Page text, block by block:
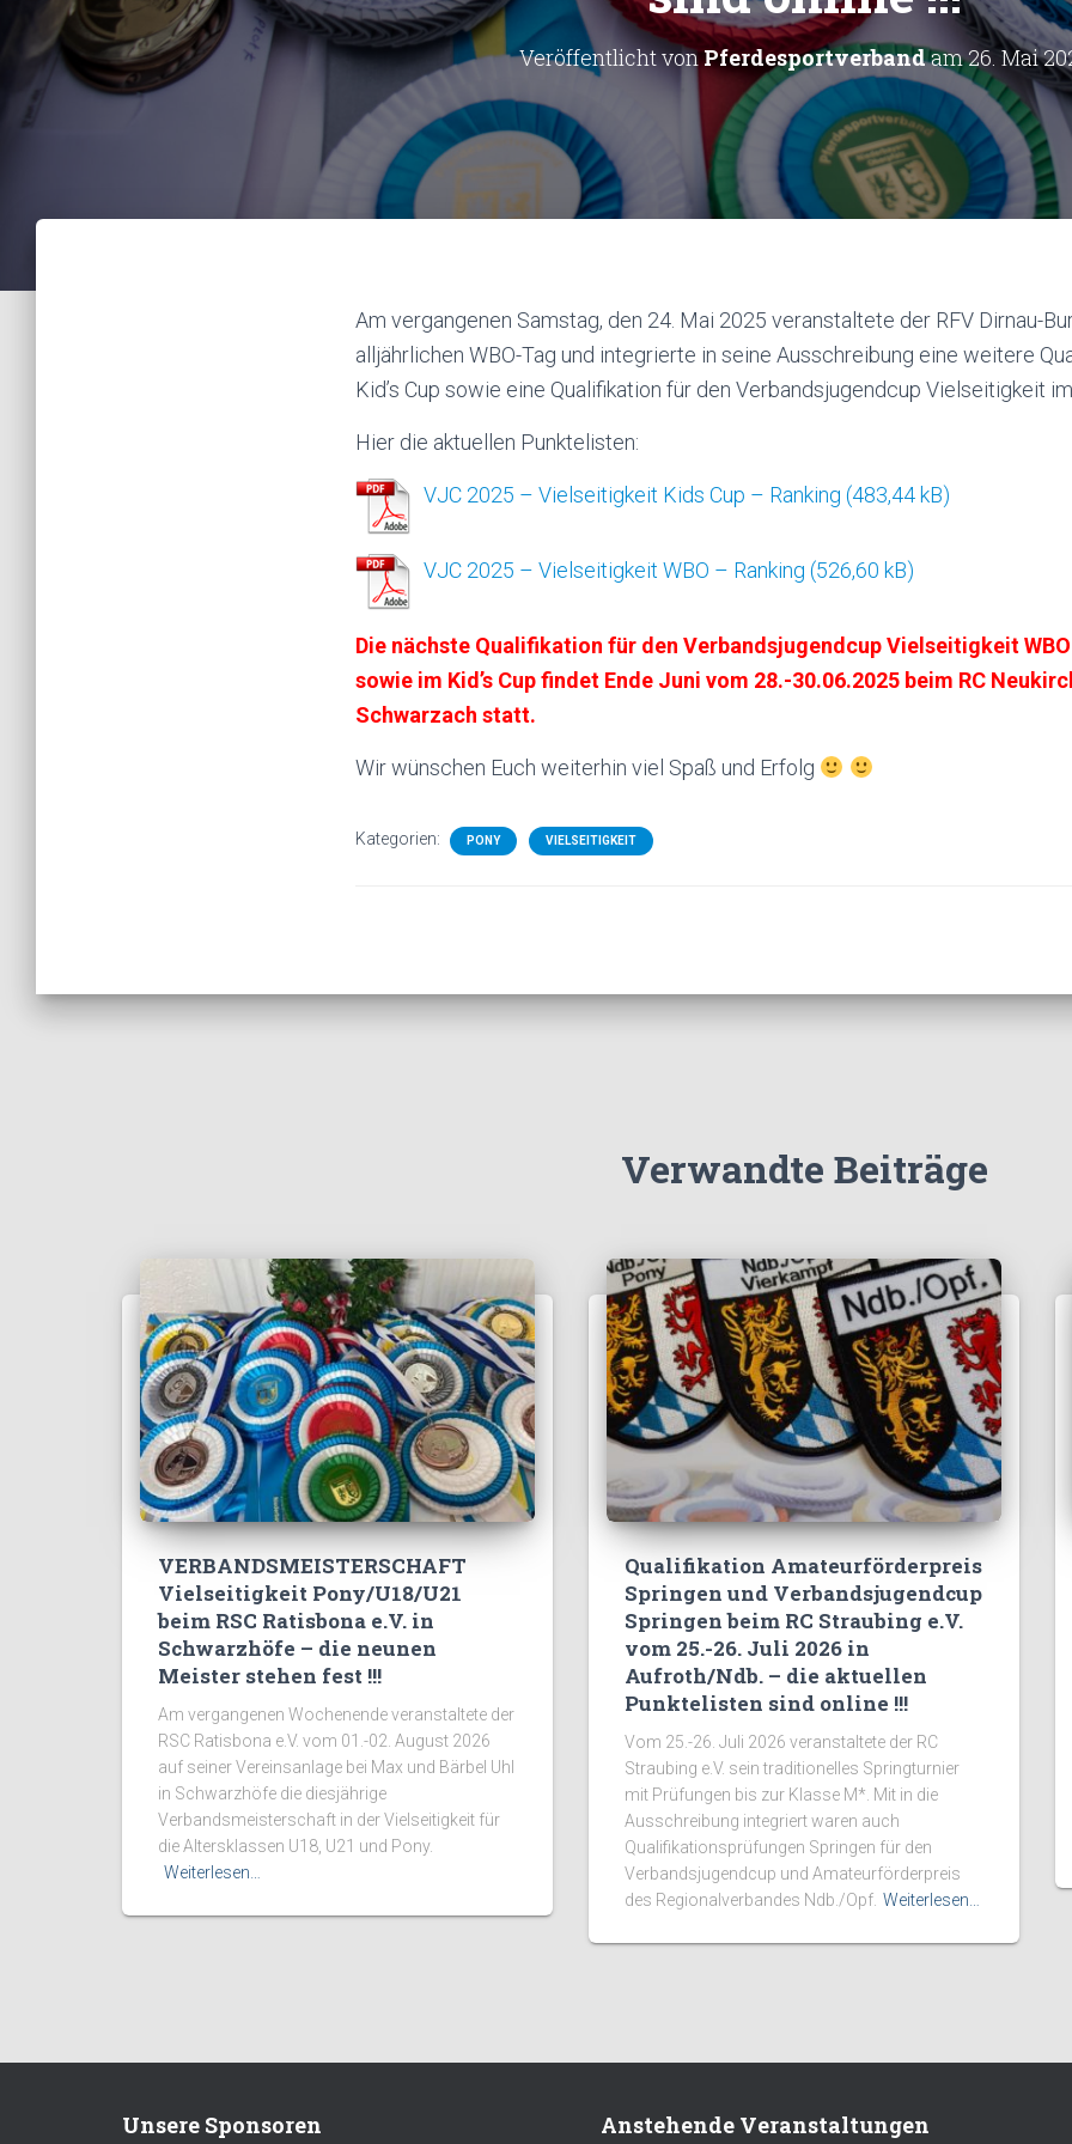
Veröffentlicht vonPferdesportverbandam26. Mai
Am vergangenen Samstag, den 24. Mai 2025 veranstaltete der RFV Dirnau-
alljährlichen WBO-Tag und integrierte in seine Ausschreibung eine weitere
Kid’s Cup sowie eine Qualifikation für den Verbandsjugendcup Vielseitigkeit
Hier die aktuellen Punktelisten:
VJC 2025 – Vielseitigkeit Kids Cup – Ranking
VJC 2025 – Vielseitigkeit WBO – Ranking
Die nächste Qualifikation für den Verbandsjugendcup Vielseitigkeit
sowie im Kid’s Cup findet Ende Juni vom 28.-30.06.2025 beim RC
Schwarzach statt.
Wir wünschen Euch weiterhin viel Spaß und Erfolg
Kategorien: PONY VIELSEITIGKEIT
Verwandte Beiträge
VERBANDSMEISTERSCHAFT
Vielseitigkeit Pony/U18/U21
beim RSC Ratisbona e.V. in
Schwarzhöfe – die neunen
Meister stehen fest !!!
Am vergangenen Wochenende veranstaltete der
RSC Ratisbona e.V. vom 01.-02. August 2026
auf seiner Vereinsanlage bei Max und Bärbel Uhl
in Schwarzhöfe die diesjährige
Verbandsmeisterschaft in der Vielseitigkeit für
die Altersklassen U18, U21 und Pony.
Weiterlesen…
Qualifikation Amateurförderpreis
Springen und Verbandsjugendcup
Springen beim RC Straubing e.V.
vom 25.-26. Juli 2026 in
Aufroth/Ndb. – die aktuellen
Punktelisten sind online !!!
Vom 25.-26. Juli 2026 veranstaltete der RC
Straubing e.V. sein traditionelles Springturnier
mit Prüfungen bis zur Klasse M*. Mit in die
Ausschreibung integriert waren auch
Qualifikationsprüfungen Springen für den
Verbandsjugendcup und Amateurförderpreis
des Regionalverbandes Ndb./Opf. Weiterlesen…
Unsere Sponsoren Anstehende Veranstaltungen